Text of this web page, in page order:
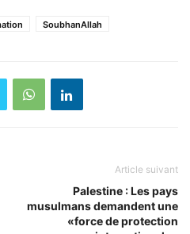
SoubhanAllah
Article suivant
Palestine : Les pays
musulmans demandent une
«force de protection